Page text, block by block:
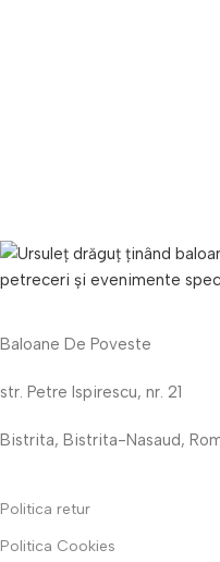
Baloane De Poveste
str. Petre Ispirescu, nr. 21
Bistrita, Bistrita-Nasaud,
Politica retur
Politica Cookies